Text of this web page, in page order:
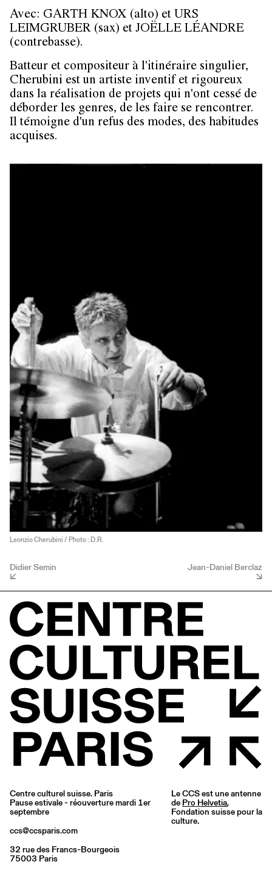
Avec: GARTH KNOX (alto) et URS
LEIMGRUBER (sax) et JOËLLE LÉANDRE
(contrebasse).
Batteur et compositeur à l'itinéraire singulier,
Cherubini est un artiste inventif et rigoureux
dans la réalisation de projets qui n'ont cessé de
déborder les genres, de les faire se rencontrer.
Il témoigne d'un refus des modes, des habitudes
acquises.
Leonzio Cherubini / Photo : D.R.
Didier Semin Jean-Daniel Berclaz
Centre culturel suisse. Paris
Pause estivale - réouverture mardi 1er
septembre
ccs@ccsparis.com
32 rue des Francs-Bourgeois
75003 Paris
Le CCS est une antenne
de Pro Helvetia,
Fondation suisse pour la
culture.